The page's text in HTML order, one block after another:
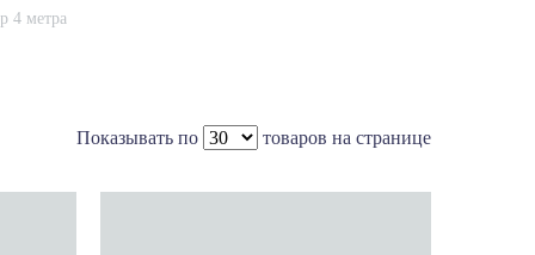
Модерн
4 метра
Показывать по товаров на странице